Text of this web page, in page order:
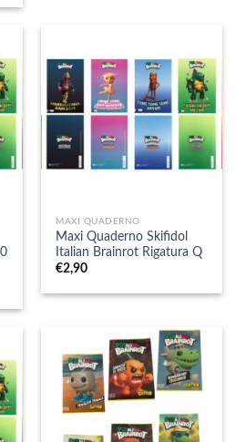
MAXI QUADERNO
Maxi Quaderno Skifidol
Italian Brainrot Rigatura Q
€2,90